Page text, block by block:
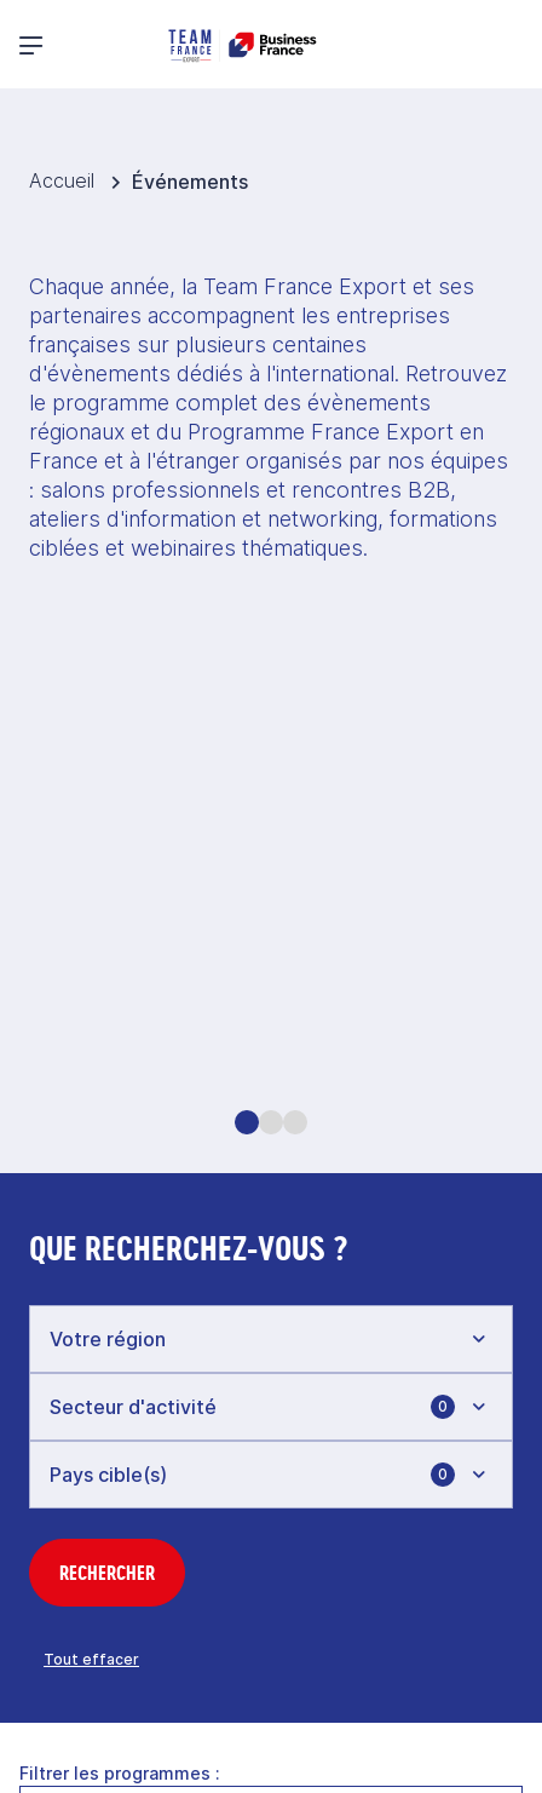
Menu principal
Accueil Événements
Chaque année, la Team France Export et ses
partenaires accompagnent les entreprises
françaises sur plusieurs centaines
d'évènements dédiés à l'international. Retrouvez
le programme complet des évènements
régionaux et du Programme France Export en
France et à l'étranger organisés par nos équipes
: salons professionnels et rencontres B2B,
ateliers d'information et networking, formations
ciblées et webinaires thématiques.
QUE RECHERCHEZ-VOUS ?
0
0
RECHERCHER
Tout effacer
Filtrer les programmes :